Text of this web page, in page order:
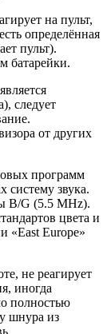
на пульт,
определённая
пульт).
батарейки.
следует
от других
программ
систему звука.
B/G (5.5 MHz).
цвета и
«East Europe»
не реагирует
иногда
полностью
шнура из